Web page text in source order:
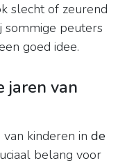
slecht of zeurend
sommige peuters
goed idee.
jaren van
kinderen in de
belang voor